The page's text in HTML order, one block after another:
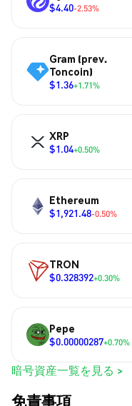
$4.40-2.53%
Gram (prev.
Toncoin)
$1.36+1.71%
XRP
$1.04+0.50%
Ethereum
$1,921.48-0.50%
TRON
$0.328392+0.30%
Pepe
$0.00000287+0.70%
暗号資産一覧を見る >
免責事項